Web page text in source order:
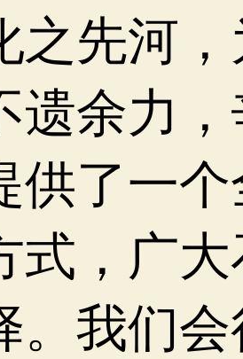
之先河
遗余力
供了一
式，广
。我们